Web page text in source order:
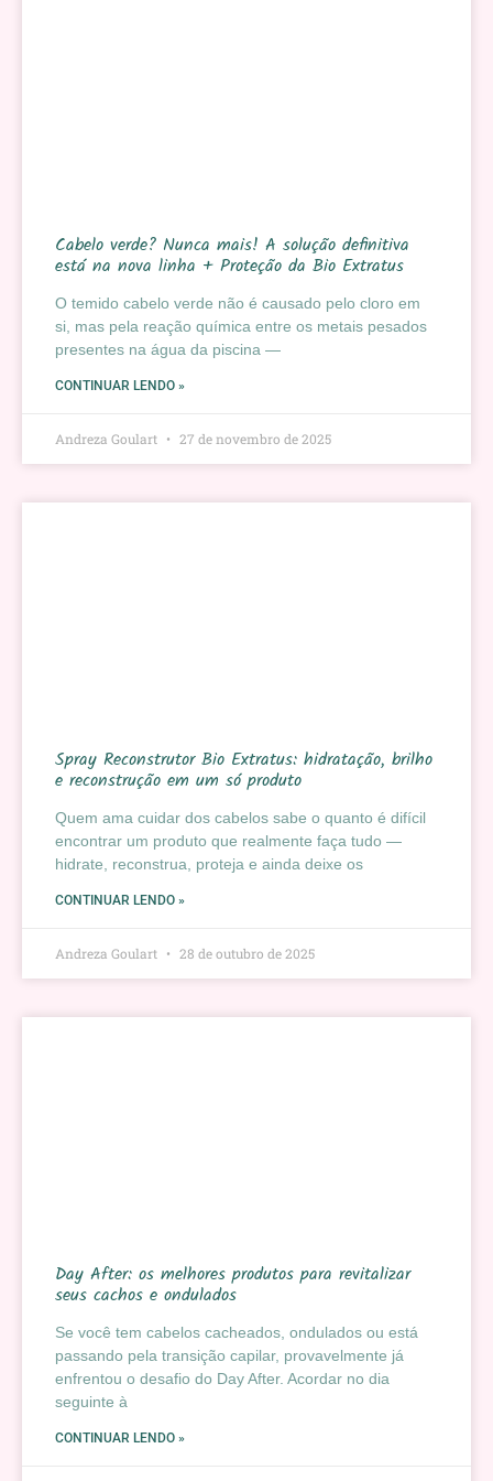
Cabelo verde? Nunca mais! A solução definitiva
está na nova linha + Proteção da Bio Extratus
O temido cabelo verde não é causado pelo cloro em
si, mas pela reação química entre os metais pesados
presentes na água da piscina —
CONTINUAR LENDO »
Andreza Goulart 27 de novembro de 2025
Spray Reconstrutor Bio Extratus: hidratação, brilho
e reconstrução em um só produto
Quem ama cuidar dos cabelos sabe o quanto é difícil
encontrar um produto que realmente faça tudo —
hidrate, reconstrua, proteja e ainda deixe os
CONTINUAR LENDO »
Andreza Goulart 28 de outubro de 2025
Day After: os melhores produtos para revitalizar
seus cachos e ondulados
Se você tem cabelos cacheados, ondulados ou está
passando pela transição capilar, provavelmente já
enfrentou o desafio do Day After. Acordar no dia
seguinte à
CONTINUAR LENDO »